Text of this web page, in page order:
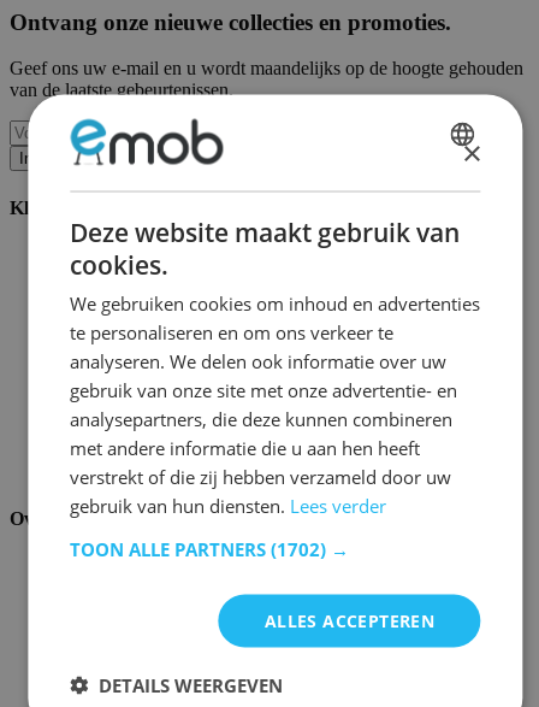
Ontvang onze nieuwe collecties en promoties.
Geef ons uw e-mail en u wordt maandelijks op de hoogte gehouden
van de laatste gebeurtenissen.
Inschrijven
Klantenservice
Bestellen bij Emob
Betaalmogelijkheden
Verzending en levering
Service en garantie
Annuleren of retourneren
Klachten
Montagetips
Onderhoudsadvies
Wachtwoord vergeten?
FAQ
Palletopslag & Fulfilment
Over ons
Algemene voorwaarden
Juridische vermeldingen
Privacy- en cookie verklaring
×
Deze website maakt gebruik van
cookies.
We gebruiken cookies om inhoud en advertenties
te personaliseren en om ons verkeer te
analyseren. We delen ook informatie over uw
gebruik van onze site met onze advertentie- en
analysepartners, die deze kunnen combineren
met andere informatie die u aan hen heeft
verstrekt of die zij hebben verzameld door uw
gebruik van hun diensten. Lees verder
TOON ALLE PARTNERS (1702) →
ALLES ACCEPTEREN
DETAILS WEERGEVEN